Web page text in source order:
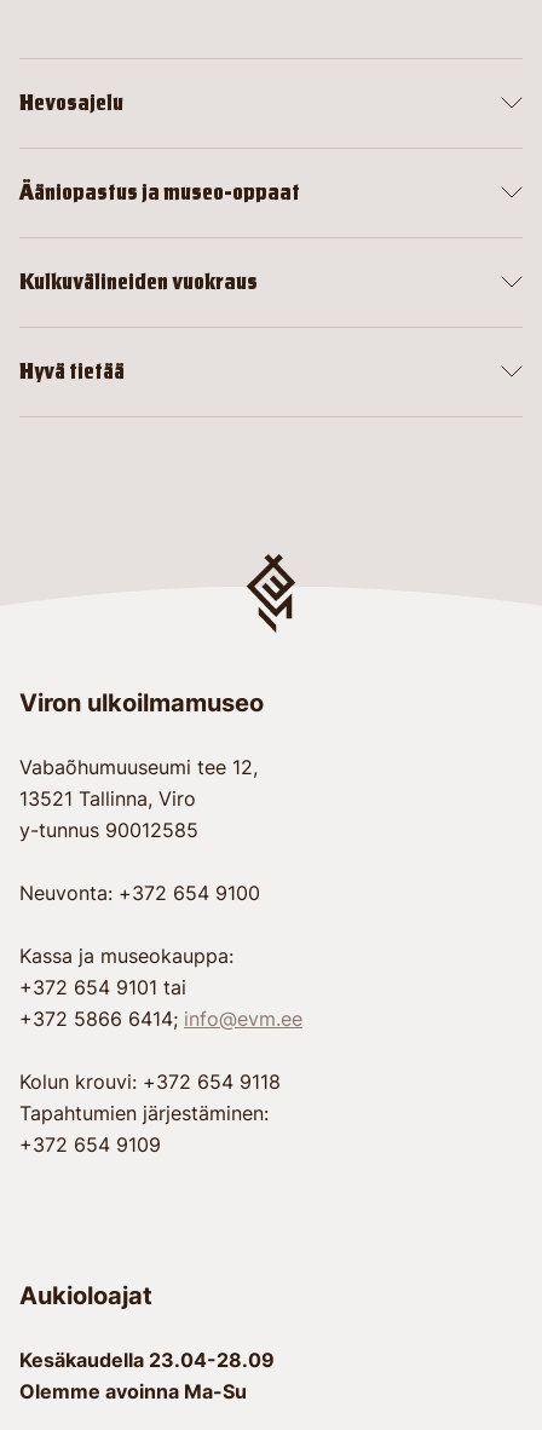
Hevosajelu
Ääniopastus ja museo-oppaat
Kulkuvälineiden vuokraus
Hyvä tietää
Viron ulkoilmamuseo
Vabaõhumuuseumi tee 12,
13521 Tallinna, Viro
y-tunnus 90012585
Neuvonta: +372 654 9100
Kassa ja museokauppa:
+372 654 9101 tai
+372 5866 6414; info@evm.ee
Kolun krouvi: +372 654 9118
Tapahtumien järjestäminen:
+372 654 9109
Aukioloajat
Kesäkaudella 23.04-28.09
Olemme avoinna Ma-Su